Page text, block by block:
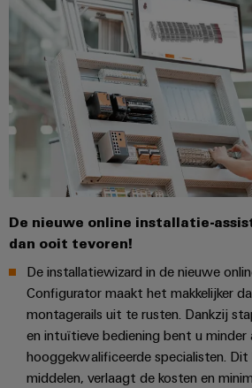
De nieuwe online installatie-
dan ooit tevoren!
De installatiewizard in de nieuwe
Configurator maakt het makkelijker
montagerails uit te rusten. Dankzij
en intuïtieve bediening bent u minder
hooggekwalificeerde specialisten.
middelen, verlaagt de kosten en